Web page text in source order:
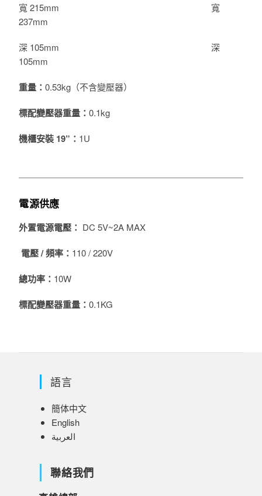
寬 215mm 寬
237mm
深 105mm深
105mm
重量：0.53kg（不含變壓器）
標配變壓器重量：0.1kg
機櫃安裝 19”： 1U
電源供應
外置電源電壓： DC 5V~2A MAX
電壓 / 頻率： 110 / 220V
總功率： 10W
標配變壓器重量：0.1KG
語言
簡体中文
English
العربية
聯絡我們